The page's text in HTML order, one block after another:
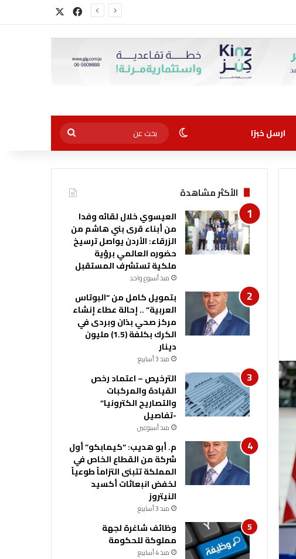
فيسبوك
ارسل خبرًا الوضع المظلم
بحث
عن
الأكثر مشاهدة
العيسوي خلال لقائه وفدا
من أبناء قرى بني هاشم من
الزرقاء: الأردن يواصل ترسيخ
حضوره العالمي برؤية
ملكية تستشرف المستقبل
منذ أسبوع واحد
بتمويل كامل من “البوتاس
العربية” .. إحالة عطاء إنشاء
مركز صحي بذان وبردى في
الكرك بكلفة (1.5) مليون
دينار
منذ 3 أسابيع
الترخيص – اعتماد رخص
القيادة والمركبات
والتصاريح الكترونيا”
-تفاصيل
منذ أسبوعين
م. أبو هديب: “كيمابكو” أول
شركة من القطاع الخاص في
المملكة تتبنى التزاماً طوعياً
لخفض انبعاثات أكسيد
النيتروز
منذ 3 أسابيع
وظائف شاغرة لجهة
مملوكة للحكومة
منذ 4 أسابيع